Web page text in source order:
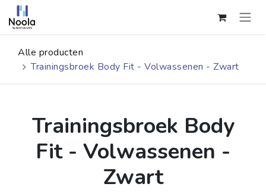
Overslaan naar inhoud
Alle producten
Trainingsbroek Body Fit - Volwassenen - Zwart
Trainingsbroek Body
Fit - Volwassenen -
Zwart